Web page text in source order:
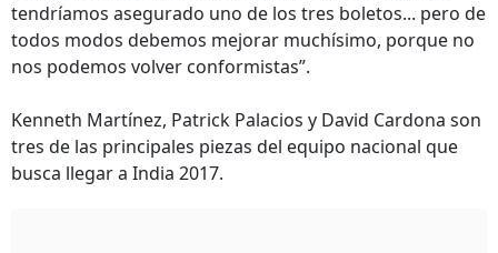
tendríamos asegurado uno de los tres boletos... pero de
todos modos debemos mejorar muchísimo, porque no
nos podemos volver conformistas”.
Kenneth Martínez, Patrick Palacios y David Cardona son
tres de las principales piezas del equipo nacional que
busca llegar a India 2017.